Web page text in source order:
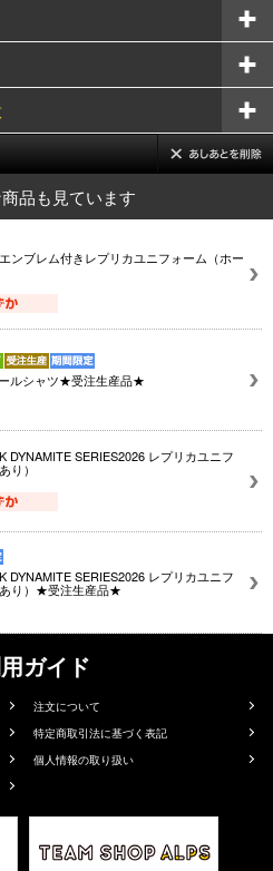
品も見ています
ンブレム付きレプリカユニフォーム（ホー
ルシャツ★受注生産品★
DYNAMITE SERIES2026 レプリカユニフ
り）
DYNAMITE SERIES2026 レプリカユニフ
り）★受注生産品★
ガイド
注文について
特定商取引法に基づく表記
個人情報の取り扱い